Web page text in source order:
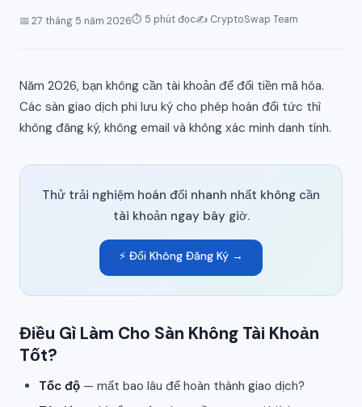
📅 27 tháng 5 năm 2026⏱ 5 phút đọc✍️ CryptoSwap Team
Năm 2026, bạn không cần tài khoản để đổi tiền mã hóa.
Các sàn giao dịch phi lưu ký cho phép hoán đổi tức thì
không đăng ký, không email và không xác minh danh tính.
Thử trải nghiệm hoán đổi nhanh nhất không cần
tài khoản ngay bây giờ.
⚡ Đổi Không Đăng Ký →
Điều Gì Làm Cho Sàn Không Tài Khoản
Tốt?
Tốc độ — mất bao lâu để hoàn thành giao dịch?